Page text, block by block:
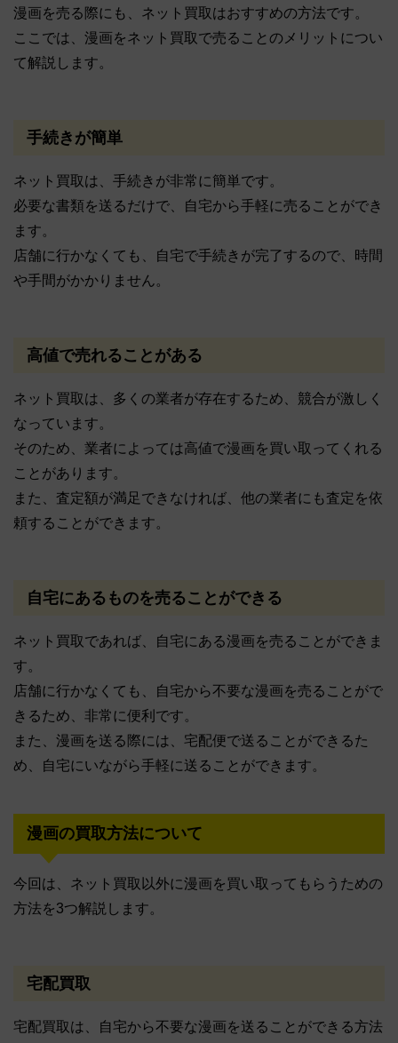
漫画を売る際にも、ネット買取はおすすめの方法です。
ここでは、漫画をネット買取で売ることのメリットについ
て解説します。
手続きが簡単
ネット買取は、手続きが非常に簡単です。
必要な書類を送るだけで、自宅から手軽に売ることができ
ます。
店舗に行かなくても、自宅で手続きが完了するので、時間
や手間がかかりません。
高値で売れることがある
ネット買取は、多くの業者が存在するため、競合が激しく
なっています。
そのため、業者によっては高値で漫画を買い取ってくれる
ことがあります。
また、査定額が満足できなければ、他の業者にも査定を依
頼することができます。
自宅にあるものを売ることができる
ネット買取であれば、自宅にある漫画を売ることができま
す。
店舗に行かなくても、自宅から不要な漫画を売ることがで
きるため、非常に便利です。
また、漫画を送る際には、宅配便で送ることができるた
め、自宅にいながら手軽に送ることができます。
漫画の買取方法について
今回は、ネット買取以外に漫画を買い取ってもらうための
方法を3つ解説します。
宅配買取
宅配買取は、自宅から不要な漫画を送ることができる方法